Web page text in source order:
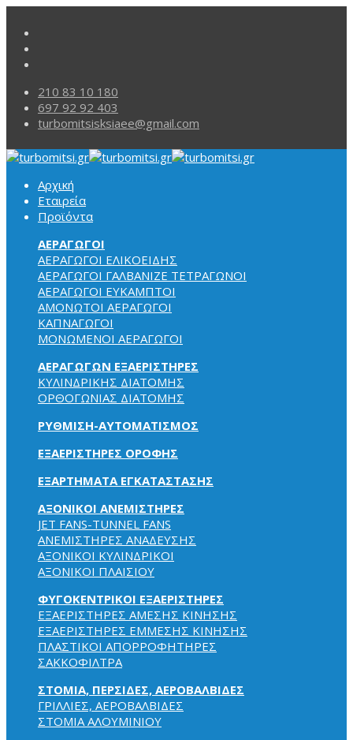
210 83 10 180
697 92 92 403
turbomitsisksiaee@gmail.com
Αρχική
Εταιρεία
Προϊόντα
ΑΕΡΑΓΩΓΟΙ
ΑΕΡΑΓΩΓΟΙ ΕΛΙΚΟΕΙΔΗΣ
ΑΕΡΑΓΩΓΟΙ ΓΑΛΒΑΝΙΖΕ ΤΕΤΡΑΓΩΝΟΙ
ΑΕΡΑΓΩΓΟΙ ΕΥΚΑΜΠΤΟΙ
ΑΜΟΝΩΤΟΙ ΑΕΡΑΓΩΓΟΙ
ΚΑΠΝΑΓΩΓΟΙ
ΜΟΝΩΜΕΝΟΙ ΑΕΡΑΓΩΓΟΙ
ΑΕΡΑΓΩΓΩΝ ΕΞΑΕΡΙΣΤΗΡΕΣ
ΚΥΛΙΝΔΡΙΚΗΣ ΔΙΑΤΟΜΗΣ
ΟΡΘΟΓΩΝΙΑΣ ΔΙΑΤΟΜΗΣ
ΡΥΘΜΙΣΗ-ΑΥΤΟΜΑΤΙΣΜΟΣ
ΕΞΑΕΡΙΣΤΗΡΕΣ ΟΡΟΦΗΣ
ΕΞΑΡΤΗΜΑΤΑ ΕΓΚΑΤΑΣΤΑΣΗΣ
ΑΞΟΝΙΚΟΙ ΑΝΕΜΙΣΤΗΡΕΣ
JET FANS-TUNNEL FANS
ΑΝΕΜΙΣΤΗΡΕΣ ΑΝΑΔΕΥΣΗΣ
ΑΞΟΝΙΚΟΙ ΚΥΛΙΝΔΡΙΚΟΙ
ΑΞΟΝΙΚΟΙ ΠΛΑΙΣΙΟΥ
ΦΥΓΟΚΕΝΤΡΙΚΟΙ ΕΞΑΕΡΙΣΤΗΡΕΣ
ΕΞΑΕΡΙΣΤΗΡΕΣ ΑΜΕΣΗΣ ΚΙΝΗΣΗΣ
ΕΞΑΕΡΙΣΤΗΡΕΣ ΕΜΜΕΣΗΣ ΚΙΝΗΣΗΣ
ΠΛΑΣΤΙΚΟΙ ΑΠΟΡΡΟΦΗΤΗΡΕΣ
ΣΑΚΚΟΦΙΛΤΡΑ
ΣΤΟΜΙΑ, ΠΕΡΣΙΔΕΣ, ΑΕΡΟΒΑΛΒΙΔΕΣ
ΓΡΙΛΛΙΕΣ, ΑΕΡΟΒΑΛΒΙΔΕΣ
ΣΤΟΜΙΑ ΑΛΟΥΜΙΝΙΟΥ